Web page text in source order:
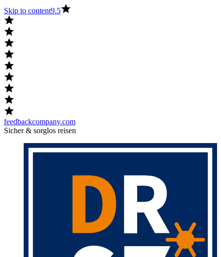
Skip to content9.5
feedbackcompany.com
Sicher & sorglos reisen